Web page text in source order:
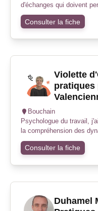
d'échanges qui doivent
Consulter la fiche
Violette
pratiques
Bouchain
Psychologue du travail,
la compréhension des
Consulter la fiche
Duhamel